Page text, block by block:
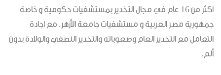
اكثر من 16 عام في مجال التخدير بمستشفيات حكومية و خاصة
جمهورية مصر العربية و مستشفيات جامعة الأزهر. مع اجادة
التعامل مع التخدير العام وصعوباته والتخدير النصفي والولادة بدون
ألم.